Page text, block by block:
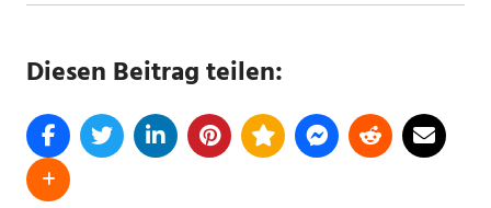
Diesen Beitrag teilen: